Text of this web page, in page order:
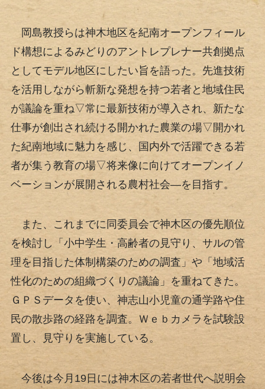
岡島教授らは神木地区を紀南オープンフィール
ド構想によるみどりのアントレプレナー共創拠点
としてモデル地区にしたい旨を語った。先進技術
を活用しながら斬新な発想を持つ若者と地域住民
が議論を重ね▽常に最新技術が導入され、新たな
仕事が創出され続ける開かれた農業の場▽開かれ
た紀南地域に魅力を感じ、国内外で活躍できる若
者が集う教育の場▽将来像に向けてオープンイノ
ベーションが展開される農村社会―を目指す。
また、これまでに同委員会で神木区の優先順位
を検討し「小中学生・高齢者の見守り、サルの管
理を目指した体制構築のための調査」や「地域活
性化のための組織づくりの議論」を重ねてきた。
ＧＰＳデータを使い、神志山小児童の通学路や住
民の散歩路の経路を調査。Ｗｅｂカメラを試験設
置し、見守りを実施している。
今後は今月19日には神木区の若者世代へ説明会